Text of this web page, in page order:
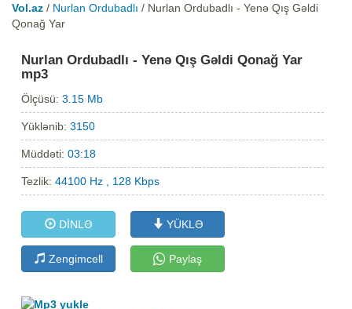
Vol.az / Nurlan Ordubadlı / Nurlan Ordubadlı - Yenə Qış Gəldi
Qonağ Yar
Nurlan Ordubadlı - Yenə Qış Gəldi Qonağ Yar
mp3
Ölçüsü:3.15 Mb
Yüklənib:3150
Müddəti:03:18
Tezlik:44100 Hz , 128 Kbps
DİNLƏ YÜKLƏ
Zengimcell Paylaş